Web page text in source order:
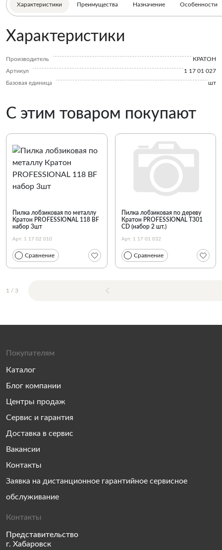
Характеристики Преимущества Назначение Особенности
Характеристики
Производитель
КРАТОН
Артикул
1 17 01 027
Базовая единица
шт
С этим товаром покупают
Пилка лобзиковая по металлу
Кратон PROFESSIONAL 118 BF
набор 3шт
Арт. 1 17 02 010
Сравнение
Пилка лобзиковая по дереву
Кратон PROFESSIONAL T301
CD (набор 2 шт.)
Арт. 1 17 01 032
Сравнение
1 / 3
Покупателям
Каталог
Блог компании
Центры продаж
Сервис и гарантия
Доставка в сервис
Вакансии
Контакты
Заявка на дистанционное гарантийное сервисное
обслуживание
Контакты
Представительство
г. Хабаровск